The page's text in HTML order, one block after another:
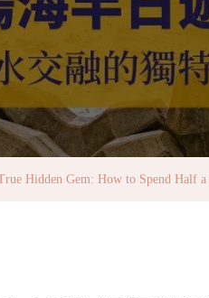
灣
北】
北
市
瑞
Hidden Gem: How to Spend Half a